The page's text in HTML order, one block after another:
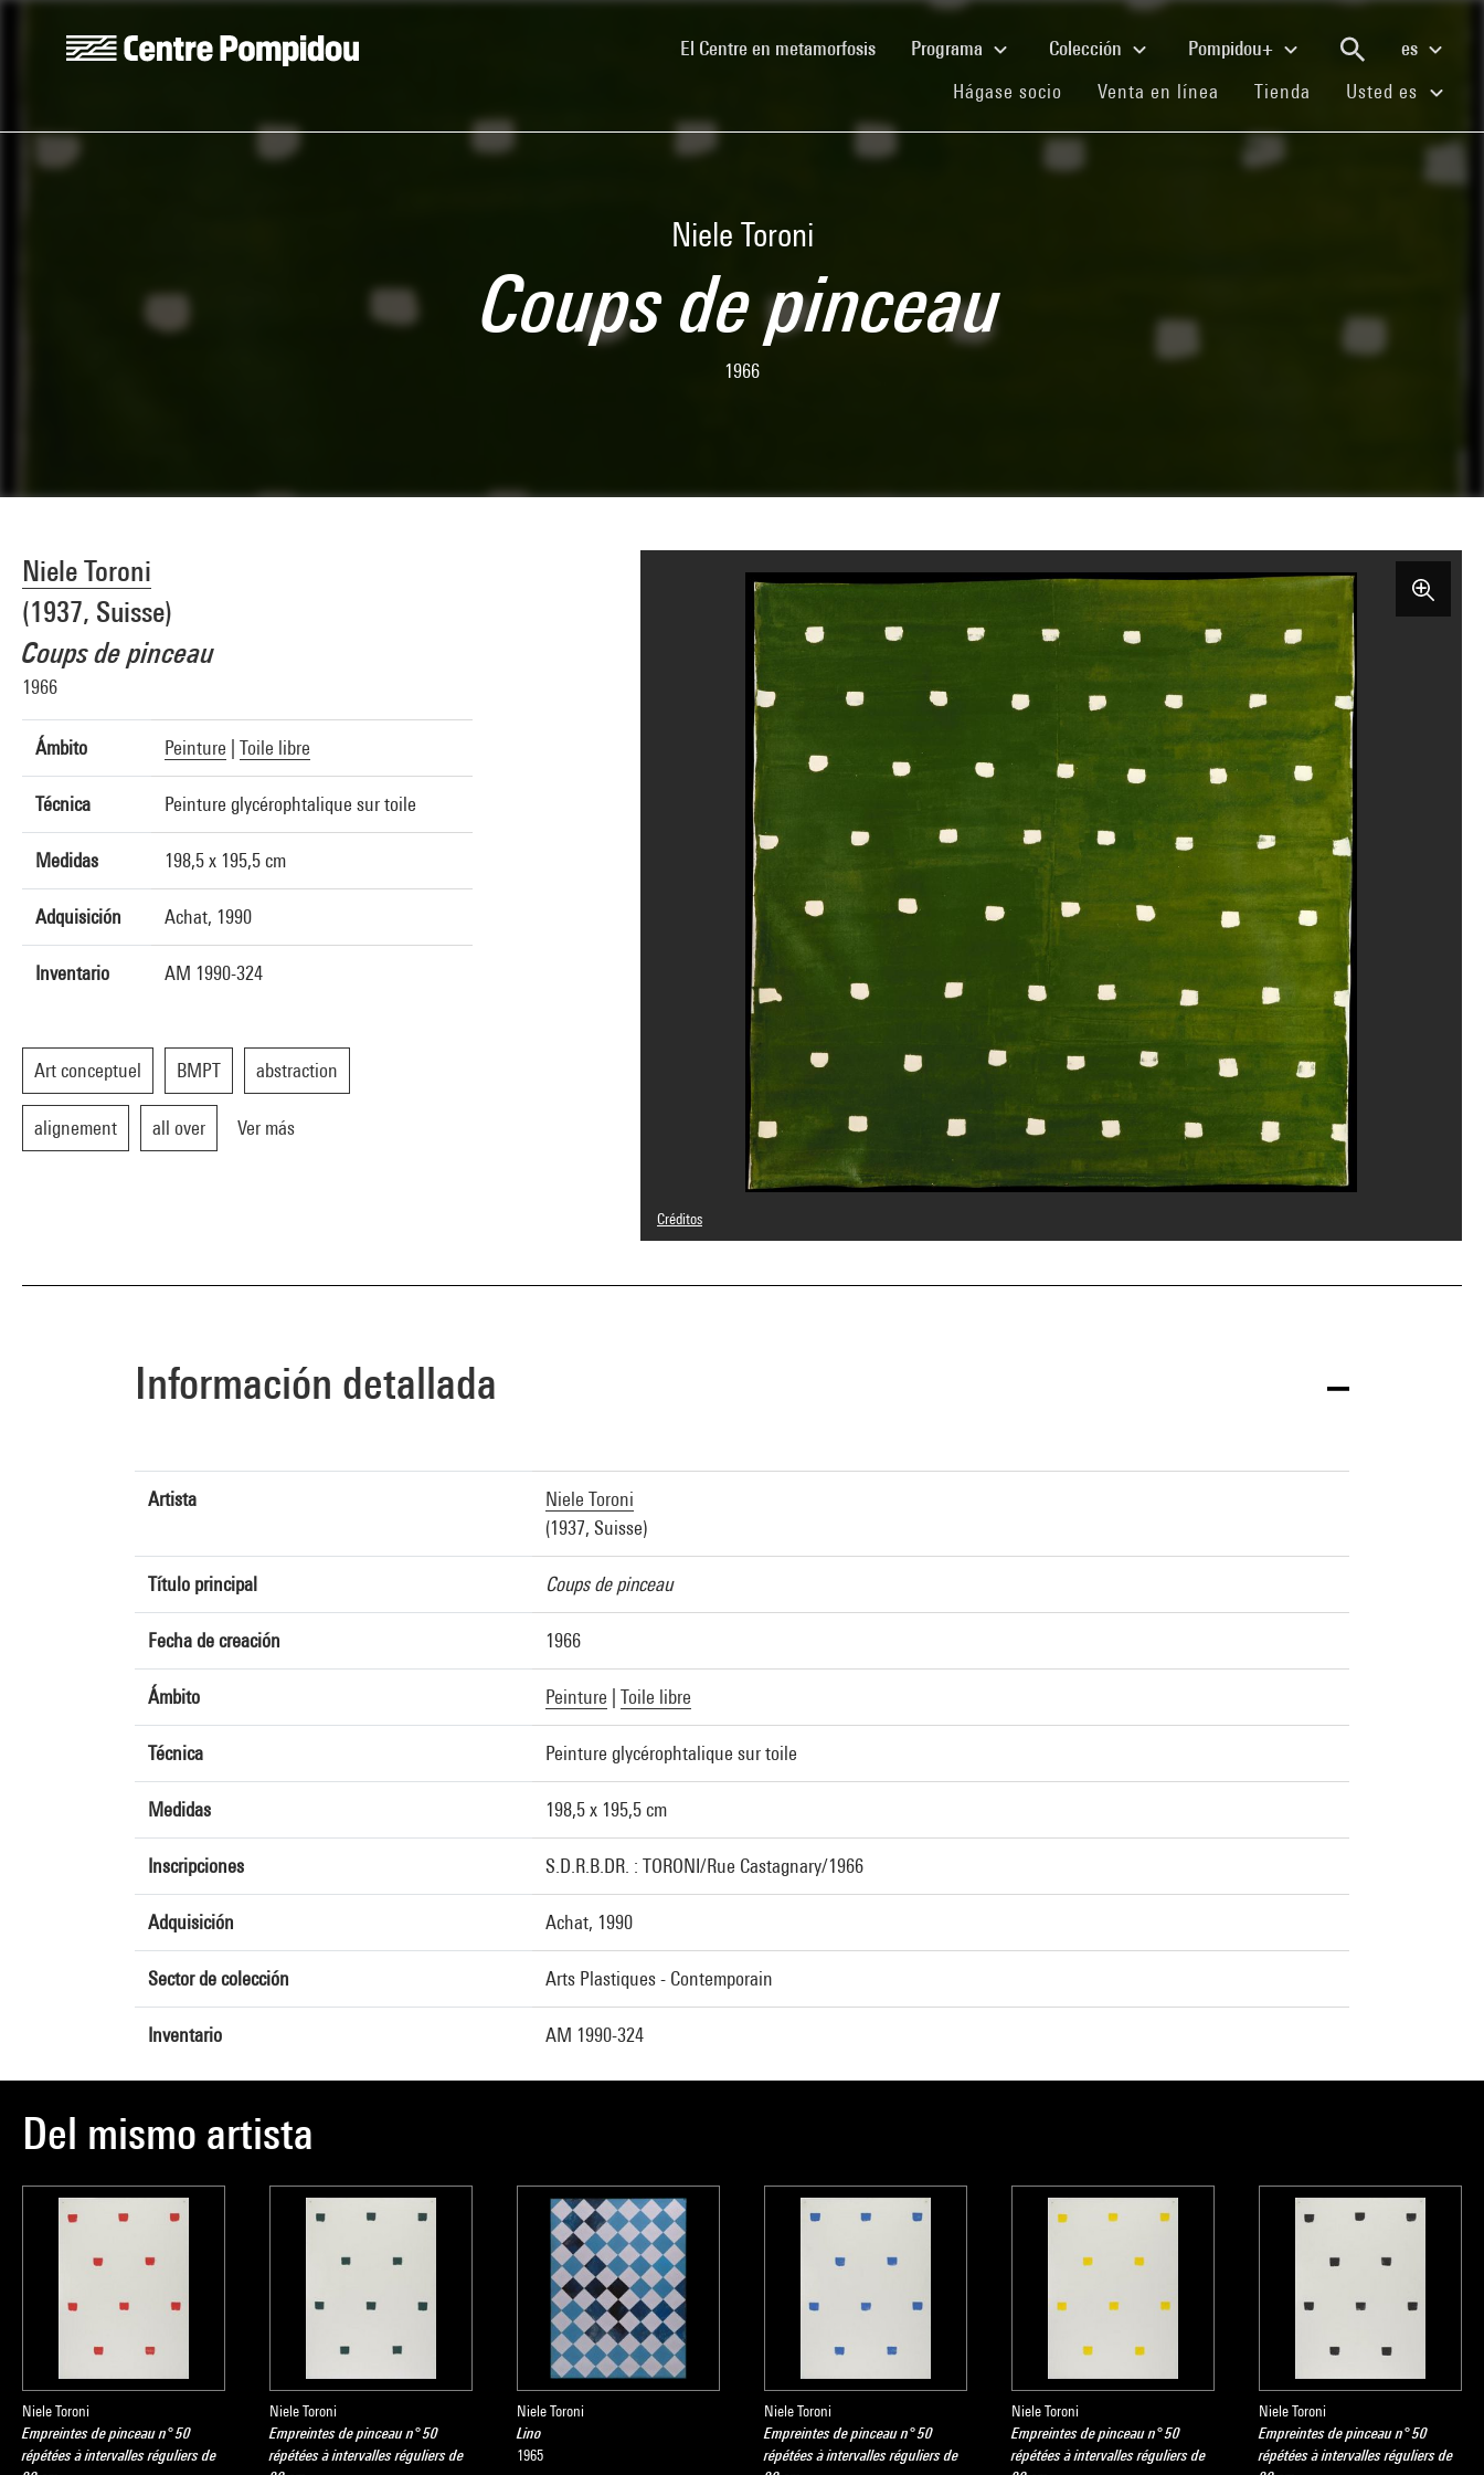
El Centre en metamorfosis(current)Programa Colección Pompidou+
es
Hágase socio (current)
Venta en línea (current)
Tienda (current)
Usted es
Niele Toroni
Coups de pinceau
1966
Niele Toroni
(1937, Suisse)
Coups de pinceau
1966
Ámbito Peinture Toile libre
Técnica Peinture glycérophtalique sur toile
Medidas 198,5 x 195,5 cm
Adquisición Achat, 1990
Inventario AM 1990-324
Art conceptuel BMPT abstraction
alignement all over Ver más
Créditos
© Niele Toroni
Referencia de la imagen : 4R15401 [1990 CX 0474]
Información detallada
Artista
Niele Toroni
(1937, Suisse)
Título principal Coups de pinceau
Fecha de creación 1966
Ámbito Peinture Toile libre
Técnica Peinture glycérophtalique sur toile
Medidas 198,5 x 195,5 cm
Inscripciones S.D.R.B.DR. : TORONI/Rue Castagnary/1966
Adquisición Achat, 1990
Sector de colección Arts Plastiques - Contemporain
Inventario AM 1990-324
Del mismo artista
Niele Toroni
Empreintes de pinceau n° 50
répétées à intervalles réguliers de
Niele Toroni
Empreintes de pinceau n° 50
répétées à intervalles réguliers de
Niele Toroni
Lino
1965
Niele Toroni
Empreintes de pinceau n° 50
répétées à intervalles réguliers de
Niele Toroni
Empreintes de pinceau n° 50
répétées à intervalles réguliers de
Niele Toroni
Empreintes de pinceau n° 50
répétées à intervalles réguliers de